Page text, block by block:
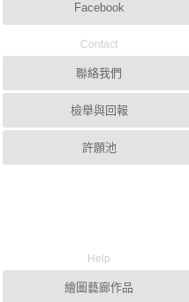
Facebook
Contact
聯絡我們
檢舉與回報
許願池
Help
繪圖藝廊作品